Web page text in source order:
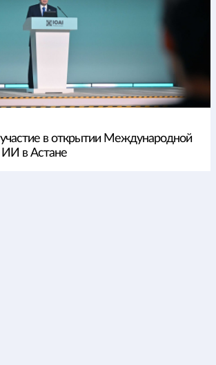
в открытии Международной
в Астане